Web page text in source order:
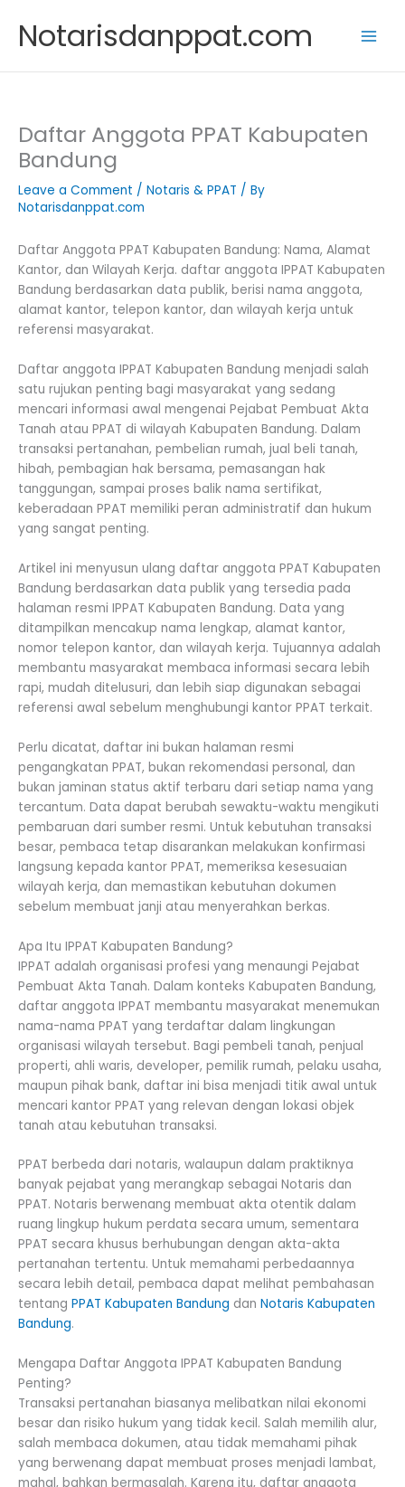
content
Notarisdanppat.com
Daftar Anggota PPAT Kabupaten
Bandung
Leave a Comment / Notaris & PPAT / By
Notarisdanppat.com
Daftar Anggota PPAT Kabupaten Bandung: Nama, Alamat
Kantor, dan Wilayah Kerja. daftar anggota IPPAT Kabupaten
Bandung berdasarkan data publik, berisi nama anggota,
alamat kantor, telepon kantor, dan wilayah kerja untuk
referensi masyarakat.
Daftar anggota IPPAT Kabupaten Bandung menjadi salah
satu rujukan penting bagi masyarakat yang sedang
mencari informasi awal mengenai Pejabat Pembuat Akta
Tanah atau PPAT di wilayah Kabupaten Bandung. Dalam
transaksi pertanahan, pembelian rumah, jual beli tanah,
hibah, pembagian hak bersama, pemasangan hak
tanggungan, sampai proses balik nama sertifikat,
keberadaan PPAT memiliki peran administratif dan hukum
yang sangat penting.
Artikel ini menyusun ulang daftar anggota PPAT Kabupaten
Bandung berdasarkan data publik yang tersedia pada
halaman resmi IPPAT Kabupaten Bandung. Data yang
ditampilkan mencakup nama lengkap, alamat kantor,
nomor telepon kantor, dan wilayah kerja. Tujuannya adalah
membantu masyarakat membaca informasi secara lebih
rapi, mudah ditelusuri, dan lebih siap digunakan sebagai
referensi awal sebelum menghubungi kantor PPAT terkait.
Perlu dicatat, daftar ini bukan halaman resmi
pengangkatan PPAT, bukan rekomendasi personal, dan
bukan jaminan status aktif terbaru dari setiap nama yang
tercantum. Data dapat berubah sewaktu-waktu mengikuti
pembaruan dari sumber resmi. Untuk kebutuhan transaksi
besar, pembaca tetap disarankan melakukan konfirmasi
langsung kepada kantor PPAT, memeriksa kesesuaian
wilayah kerja, dan memastikan kebutuhan dokumen
sebelum membuat janji atau menyerahkan berkas.
Apa Itu IPPAT Kabupaten Bandung?
IPPAT adalah organisasi profesi yang menaungi Pejabat
Pembuat Akta Tanah. Dalam konteks Kabupaten Bandung,
daftar anggota IPPAT membantu masyarakat menemukan
nama-nama PPAT yang terdaftar dalam lingkungan
organisasi wilayah tersebut. Bagi pembeli tanah, penjual
properti, ahli waris, developer, pemilik rumah, pelaku usaha,
maupun pihak bank, daftar ini bisa menjadi titik awal untuk
mencari kantor PPAT yang relevan dengan lokasi objek
tanah atau kebutuhan transaksi.
PPAT berbeda dari notaris, walaupun dalam praktiknya
banyak pejabat yang merangkap sebagai Notaris dan
PPAT. Notaris berwenang membuat akta otentik dalam
ruang lingkup hukum perdata secara umum, sementara
PPAT secara khusus berhubungan dengan akta-akta
pertanahan tertentu. Untuk memahami perbedaannya
secara lebih detail, pembaca dapat melihat pembahasan
tentang PPAT Kabupaten Bandung dan Notaris Kabupaten
Bandung.
Mengapa Daftar Anggota IPPAT Kabupaten Bandung
Penting?
Transaksi pertanahan biasanya melibatkan nilai ekonomi
besar dan risiko hukum yang tidak kecil. Salah memilih alur,
salah membaca dokumen, atau tidak memahami pihak
yang berwenang dapat membuat proses menjadi lambat,
mahal, bahkan bermasalah. Karena itu, daftar anggota